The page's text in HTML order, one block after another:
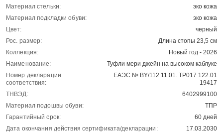
Материал стельки:
эко кожа
Материал подкладки обуви:
эко кожа
Цвет:
черный
Рос. размер:
Длина стопы 23,5 см
Коллекция:
Новый год - 2026
Наименование:
Туфли мери джейн на высоком каблуке
Номер декларации
соответствия:
ЕАЭС № BY/112 11.01. ТР017 122.01
19417
ТНВЭД:
6402999100
Материал подошвы обуви:
ТПР
Гарантийный срок:
60 дней
Дата окончания действия сертификата/декларации:
17.03.2030